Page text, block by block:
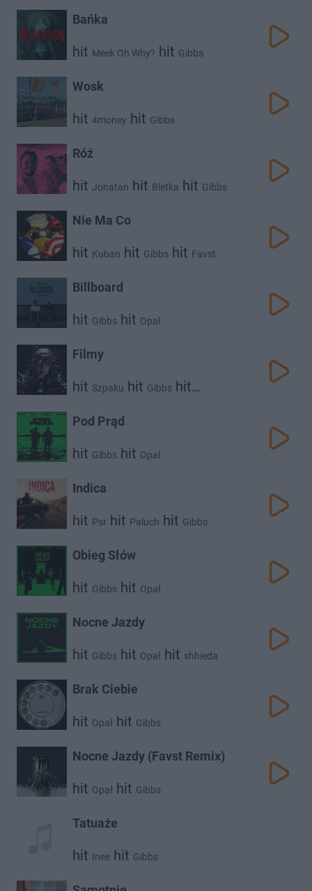
Bańka
hit Meek Oh Why? hit Gibbs
Wosk
hit 4money hit Gibbs
Róż
hit Jonatan hit Bletka hit Gibbs
Nie Ma Co
hit Kuban hit Gibbs hit Favst
Billboard
hit Gibbs hit Opał
Filmy
hit Szpaku hit Gibbs hit
Pod Prąd
hit Gibbs hit Opał
Indica
hit Psr hit Paluch hit Gibbs
Obieg Słów
hit Gibbs hit Opał
Nocne Jazdy
hit Gibbs hit Opał hit shhieda
Brak Ciebie
hit Opał hit Gibbs
Nocne Jazdy (Favst Remix)
hit Opał hit Gibbs
Tatuaże
hit Inee hit Gibbs